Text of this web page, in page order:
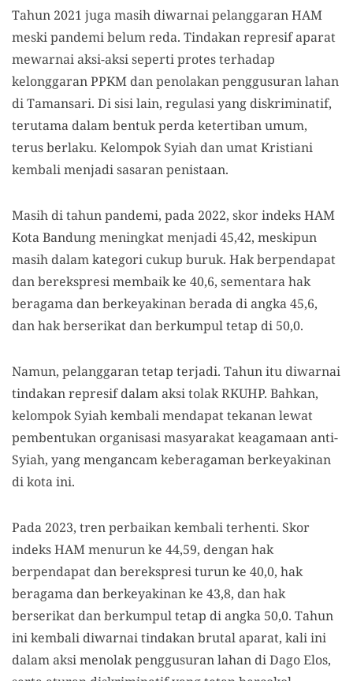
Tahun 2021 juga masih diwarnai pelanggaran HAM
meski pandemi belum reda. Tindakan represif aparat
mewarnai aksi-aksi seperti protes terhadap
kelonggaran PPKM dan penolakan penggusuran lahan
di Tamansari. Di sisi lain, regulasi yang diskriminatif,
terutama dalam bentuk perda ketertiban umum,
terus berlaku. Kelompok Syiah dan umat Kristiani
kembali menjadi sasaran penistaan.
Masih di tahun pandemi, pada 2022, skor indeks HAM
Kota Bandung meningkat menjadi 45,42, meskipun
masih dalam kategori cukup buruk. Hak berpendapat
dan berekspresi membaik ke 40,6, sementara hak
beragama dan berkeyakinan berada di angka 45,6,
dan hak berserikat dan berkumpul tetap di 50,0.
Namun, pelanggaran tetap terjadi. Tahun itu diwarnai
tindakan represif dalam aksi tolak RKUHP. Bahkan,
kelompok Syiah kembali mendapat tekanan lewat
pembentukan organisasi masyarakat keagamaan anti-
Syiah, yang mengancam keberagaman berkeyakinan
di kota ini.
Pada 2023, tren perbaikan kembali terhenti. Skor
indeks HAM menurun ke 44,59, dengan hak
berpendapat dan berekspresi turun ke 40,0, hak
beragama dan berkeyakinan ke 43,8, dan hak
berserikat dan berkumpul tetap di angka 50,0. Tahun
ini kembali diwarnai tindakan brutal aparat, kali ini
dalam aksi menolak penggusuran lahan di Dago Elos,